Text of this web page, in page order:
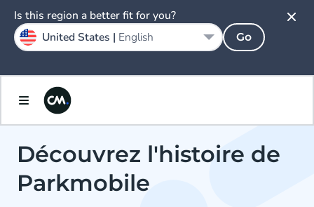
Découvrez l'histoire de
Parkmobile
Is this region a better fit for you?
United States | English Go